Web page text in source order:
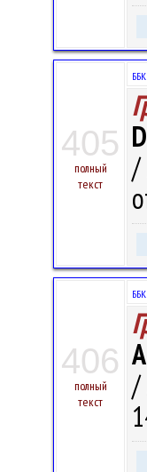
405
полный
текст
/
406
полный
текст
/